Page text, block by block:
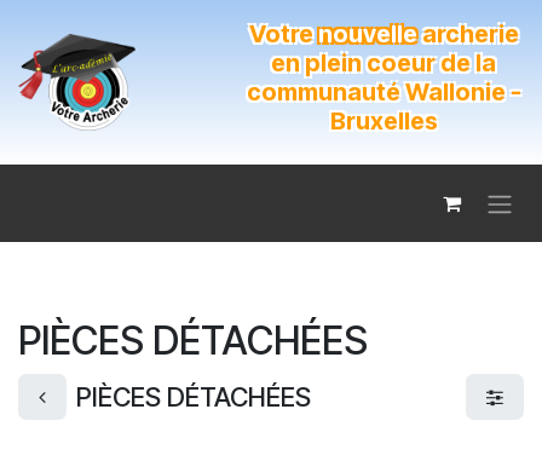
Votrenouvellearcherie
en plein coeur de la
communauté Wallonie -
Bruxelles
PIÈCES DÉTACHÉES
PIÈCES DÉTACHÉES